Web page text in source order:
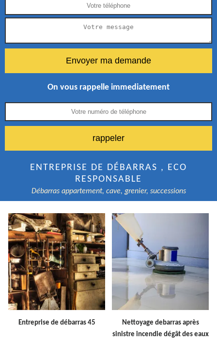
On vous rappelle immediatement
ENTREPRISE DE DÉBARRAS , ECO
RESPONSABLE
Débarras appartement, cave, grenier, successions
Entreprise de débarras 45
Nettoyage debarras après
sinistre incendie dégât des eaux